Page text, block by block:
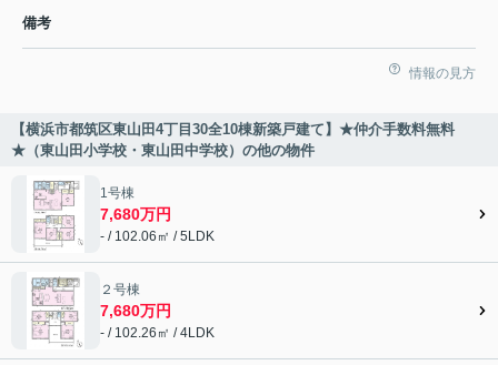
備考
情報の見方
【横浜市都筑区東山田4丁目30全10棟新築戸建て】★仲介手数料無料
★（東山田小学校・東山田中学校）の他の物件
1号棟
7,680万円
- / 102.06㎡ / 5LDK
２号棟
7,680万円
- / 102.26㎡ / 4LDK